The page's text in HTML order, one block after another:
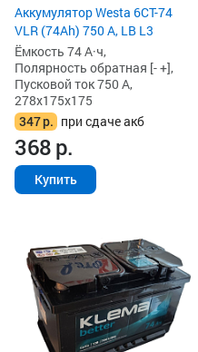
Аккумулятор Westa 6СТ-74
VLR (74Ah) 750 А, LB L3
Ёмкость 74 А·ч,
Полярность обратная [- +],
Пусковой ток 750 А,
278x175x175
347р. при сдаче акб
368р.
Купить